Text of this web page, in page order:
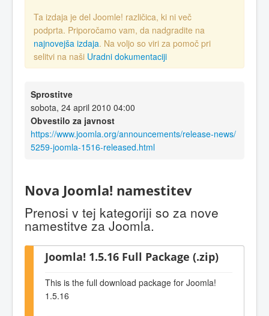
Ta izdaja je del Joomle! različica, ki ni več
podprta. Priporočamo vam, da nadgradite na
najnovejša izdaja. Na voljo so viri za pomoč pri
selitvi na naši Uradni dokumentaciji
Sprostitve
sobota, 24 april 2010 04:00
Obvestilo za javnost
https://www.joomla.org/announcements/release-news/
5259-joomla-1516-released.html
Nova Joomla! namestitev
Prenosi v tej kategoriji so za nove
namestitve za Joomla.
Joomla! 1.5.16 Full Package (.zip)
This is the full download package for Joomla!
1.5.16